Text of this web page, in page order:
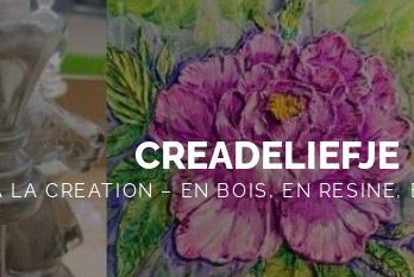
CREADELIEFJE
LA CREATION – EN BOIS, EN RESINE,